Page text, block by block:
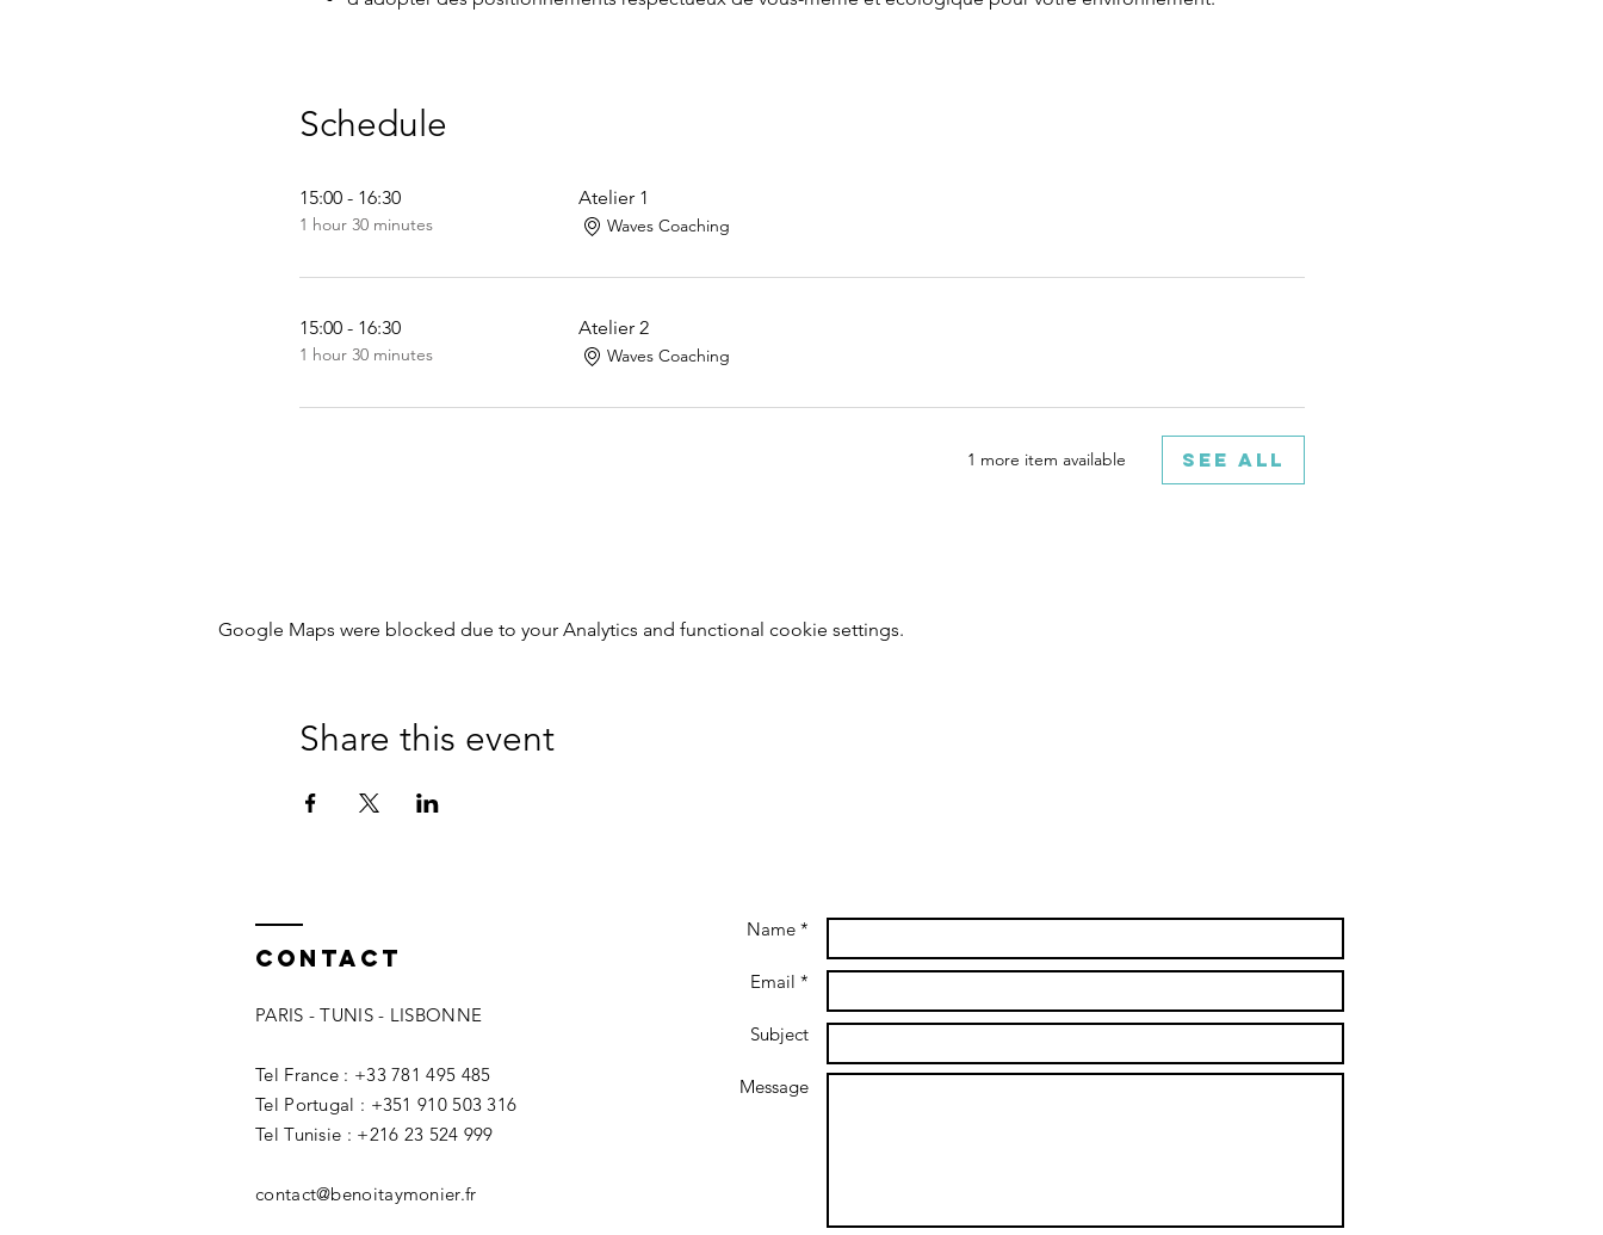
Schedule
15:00 - 16:30
1 hour 30 minutes
Atelier 1
Waves Coaching
15:00 - 16:30
1 hour 30 minutes
Atelier 2
Waves Coaching
1 more item available See All
Google Maps were blocked due to your Analytics and functional cookie settings.
Share this event
Contact
PARIS - TUNIS - LISBONNE
Tel France : +33 781 495 485
Tel Portugal : +351 910 503 316
Tel Tunisie : +216 23 524 999
contact@benoitaymonier.fr
Name *
Email *
Subject
Message